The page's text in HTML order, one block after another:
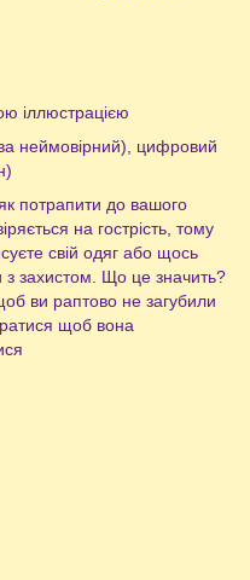
іллюстрацією
неймовірний), цифровий
потрапити до вашого
на гострість, тому
свій одяг або щось
з захистом. Що це значить?
ви раптово не загубили
щоб вона